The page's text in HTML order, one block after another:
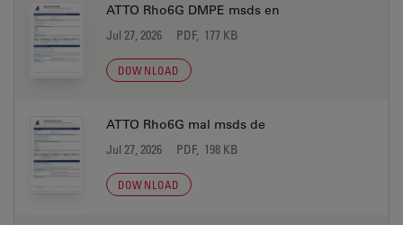
ATTO Rho6G DMPE msds en
Jul 27, 2026 PDF, 177 KB
DOWNLOAD
ATTO Rho6G mal msds de
Jul 27, 2026 PDF, 198 KB
DOWNLOAD